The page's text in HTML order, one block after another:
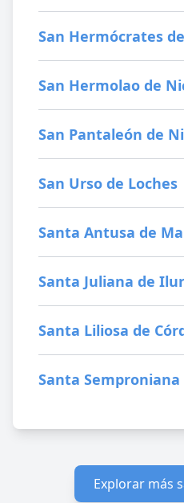
San Hermócrates
San Hermolao de
San Pantaleón de
San Urso de Loches
Santa Antusa de
Santa Juliana de
Santa Liliosa de
Santa
Explorar más